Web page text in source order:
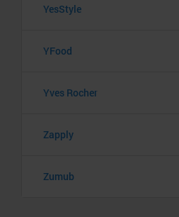
YesStyle
YFood
Yves Rocher
Zapply
Zumub